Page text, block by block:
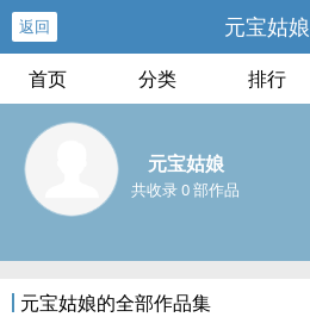
返回 元宝姑娘
首页 分类 排行
元宝姑娘
共收录 0 部作品
元宝姑娘的全部作品集